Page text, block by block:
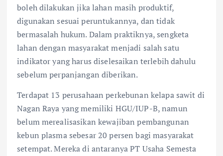
boleh dilakukan jika lahan masih produktif,
digunakan sesuai peruntukannya, dan tidak
bermasalah hukum. Dalam praktiknya, sengketa
lahan dengan masyarakat menjadi salah satu
indikator yang harus diselesaikan terlebih dahulu
sebelum perpanjangan diberikan.
Terdapat 13 perusahaan perkebunan kelapa sawit di
Nagan Raya yang memiliki HGU/IUP-B, namun
belum merealisasikan kewajiban pembangunan
kebun plasma sebesar 20 persen bagi masyarakat
setempat. Mereka di antaranya PT Usaha Semesta